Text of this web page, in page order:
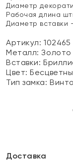
Диаметр
Рабочая длина
Диаметр вставки
Артикул: 102465
Металл:Золото
Вставки:
Цвет:
Тип замка:
Доставка